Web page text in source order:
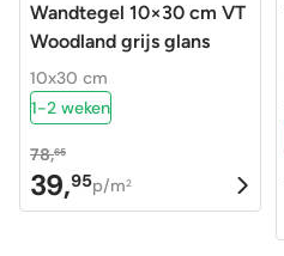
Wandtegel 10×30 cm VT
Woodland grijs glans
10x30 cm
1-2 weken
78,65
Oorspronkelijke
prijs
39,95
Huidige
prijs
p/m2